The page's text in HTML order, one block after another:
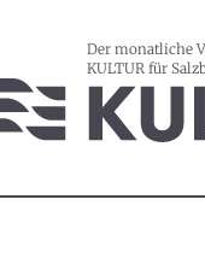
Der monatliche
KULTUR für